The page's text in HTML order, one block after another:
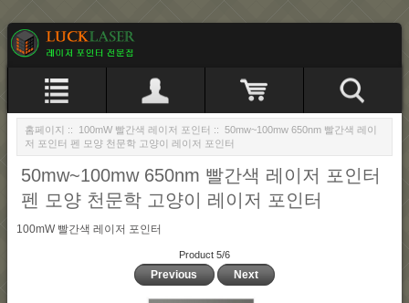
홈페이지 :: 100mW 빨간색 레이저 포인터 :: 50mw~100mw 650nm 빨간색 레이
저 포인터 펜 모양 천문학 고양이 레이저 포인터
50mw~100mw 650nm 빨간색 레이저 포인터
펜 모양 천문학 고양이 레이저 포인터
100mW 빨간색 레이저 포인터
Product 5/6
Previous Next